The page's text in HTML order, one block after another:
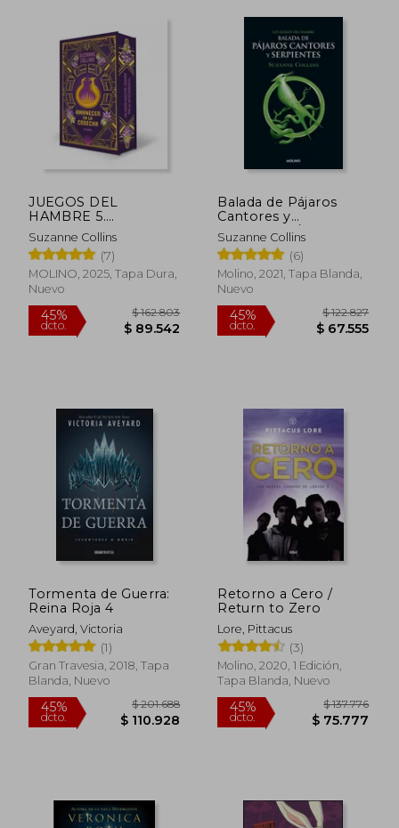
dcto.
45%
dcto.
45%
dcto.
$ 95.532 6%
dcto.
JUEGOS DEL
HAMBRE 5.
AMANECER
(ESPECIAL)
Suzanne Collins
(7)
MOLINO, 2025, Tapa Dura,
Nuevo
Balada de Pájaros
Cantores y
Serpientes / los
Juegos del Hambre
Suzanne Collins
(6)
Molino, 2021, Tapa Blanda,
Nuevo
Tormenta de Guerra:
Reina Roja 4
Aveyard, Victoria
(1)
Gran Travesia, 2018, Tapa
Blanda, Nuevo
Retorno a Cero /
Return to Zero
Lore, Pittacus
(3)
Molino, 2020, 1 Edición,
Tapa Blanda, Nuevo